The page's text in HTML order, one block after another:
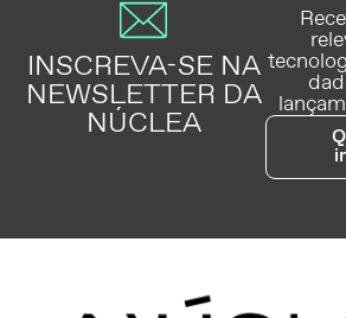
INSCREVA-SE NA
NEWSLETTER DA
NÚCLEA